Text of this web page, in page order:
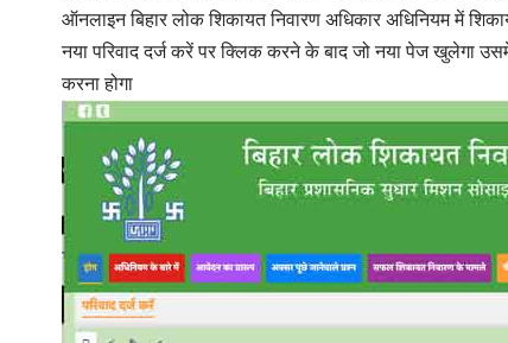
ऑनलाइन बिहार लोक शिकायत निवारण अधिकार अधिनियम में
नया परिवाद दर्ज करें पर क्लिक करने के बाद जो नया पेज खुलेगा
करना होगा